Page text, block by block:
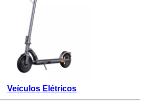
Veículos Elétricos